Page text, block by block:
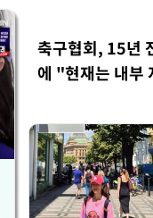
축구협회, 15년
에 "현재는 내부